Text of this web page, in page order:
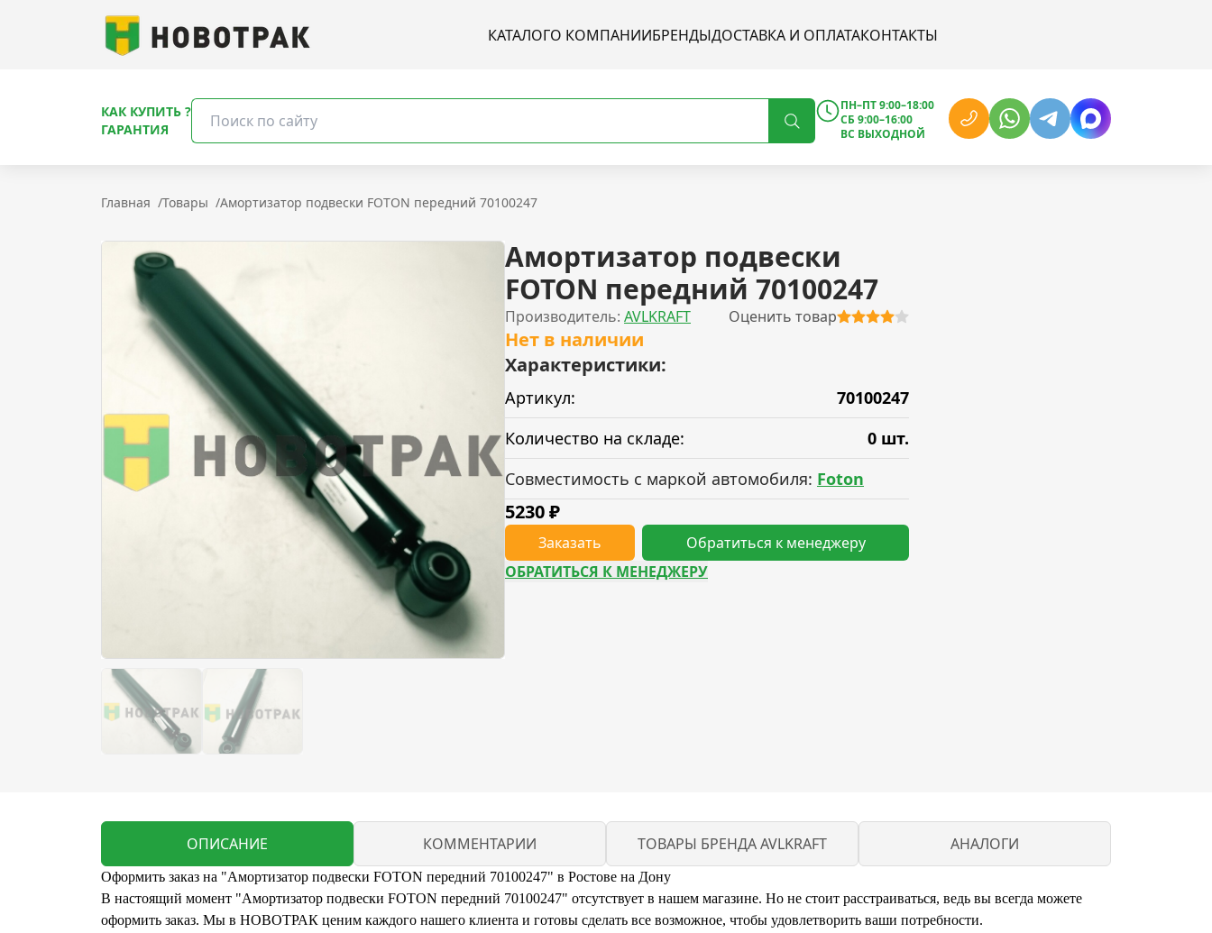
КАТАЛОГО КОМПАНИИБРЕНДЫДОСТАВКА И ОПЛАТАКОНТАКТЫ
КАК КУПИТЬ ?
ГАРАНТИЯ
ПН–ПТ 9:00–18:00
СБ 9:00–16:00
ВС ВЫХОДНОЙ
Главная /Товары /Амортизатор подвески FOTON передний 70100247
Амортизатор подвески
FOTON передний 70100247
Производитель: AVLKRAFT Оценить товар
Нет в наличии
Характеристики:
Артикул:
70100247
Количество на складе:
0 шт.
Совместимость с маркой автомобиля: Foton
5230₽
Заказать
Обратиться к менеджеру
ОБРАТИТЬСЯ К МЕНЕДЖЕРУ
ОПИСАНИЕ КОММЕНТАРИИ ТОВАРЫ БРЕНДА AVLKRAFT АНАЛОГИ
Оформить заказ на "Амортизатор подвески FOTON передний 70100247" в Ростове на Дону
В настоящий момент "Амортизатор подвески FOTON передний 70100247" отсутствует в нашем магазине. Но не стоит расстраиваться, ведь вы всегда можете
оформить заказ. Мы в НОВОТРАК ценим каждого нашего клиента и готовы сделать все возможное, чтобы удовлетворить ваши потребности.